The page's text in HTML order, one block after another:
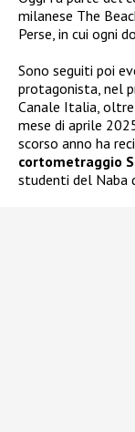
milanese The
Perse, in cui ogni
Sono seguiti poi
protagonista, nel
Canale Italia,
mese di aprile
scorso anno ha
cortometraggio
studenti del Naba